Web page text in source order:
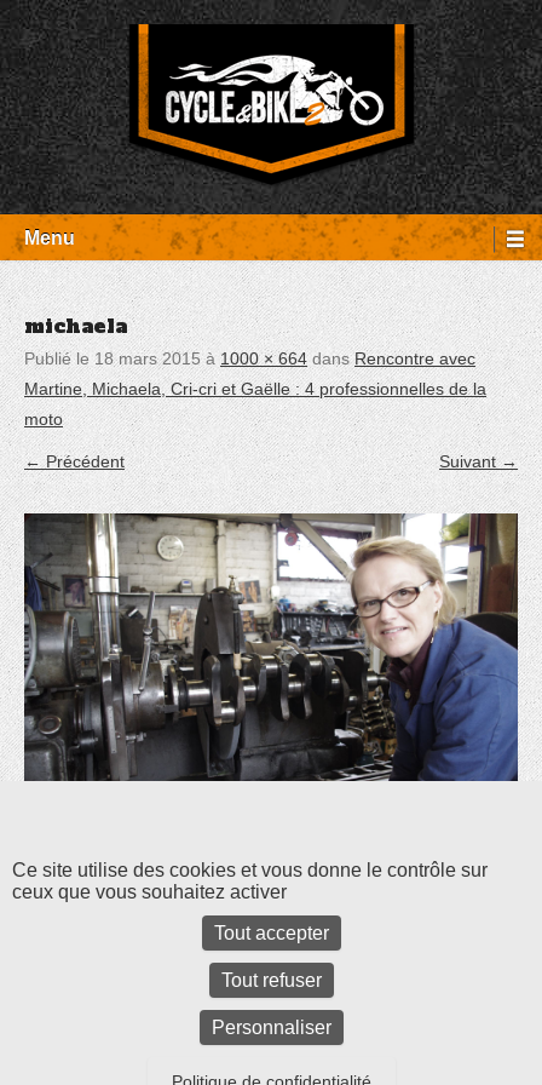
Aller
au
contenu
Cycle et Bike
Entretien Harley-Davidson, préparation et custom, boutique, pièces
détachées Rambouillet
Menu
michaela
Publié le 18 mars 2015à 1000 × 664dansRencontre avec
Martine, Michaela, Cri-cri et Gaëlle : 4 professionnelles de la
moto
← Précédent Suivant →
Panneau de gestion des cookies
Ce site utilise des cookies et vous donne le contrôle sur
ceux que vous souhaitez activer
Tout accepter
Tout refuser
Personnaliser